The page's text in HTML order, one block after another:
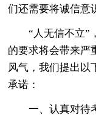
们还需要将诚信意
“人无信不立”，
的要求将会带来严
风气，我们提出以
承诺：
一、认真对待考